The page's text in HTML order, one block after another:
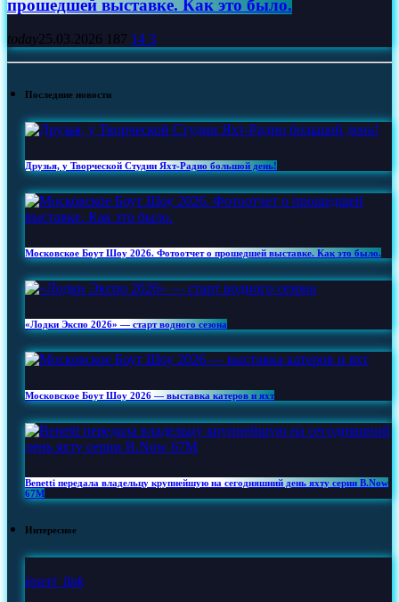
прошедшей выставке. Как это было.
today25.03.2026 187 14 3
Последние новости
Друзья, у Творческой Студии Яхт‑Радио большой день!
Московское Боут Шоу 2026. Фотоотчет о прошедшей выставке. Как это было.
«Лодки Экспо 2026» — старт водного сезона
Московское Боут Шоу 2026 — выставка катеров и яхт
Benetti передала владельцу крупнейшую на сегодняшний день яхту серии B.Now
67M
Интересное
insert_link